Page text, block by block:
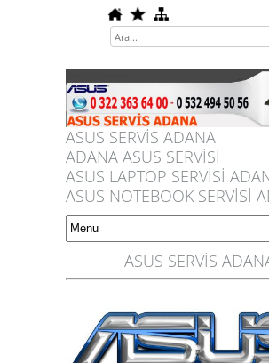
ASUS SERVİS ADANA
ADANA ASUS SERVİSİ
ASUS LAPTOP SERVİSİ
ASUS NOTEBOOK SERVİSİ
ASUS SERVİS